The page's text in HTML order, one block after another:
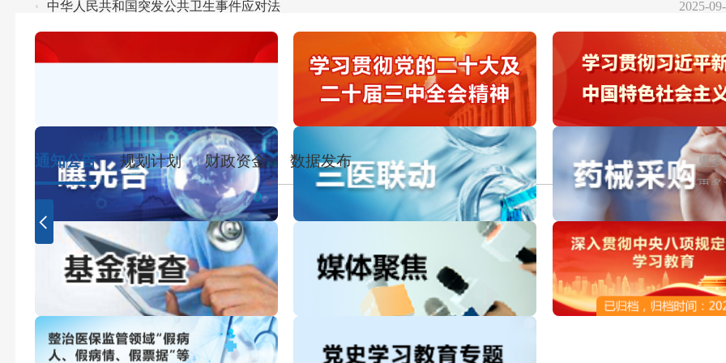
中华人民共和国突发公共卫生事件应对法
2025-
中组部召开全国公务员工作推进会 2026-
关于2025年度福建省医疗保障局拟遴选人员的公示 2025-
关于2024年福建省医疗保障局直属参公单位公开遴选公务员拟遴选人员的公示
通知公告 规划计划 财政资金 数据发布
更多
更多
更
福建省医疗保障局互联网信息服务采购项目结果公告（采购包1） 2026-
福建省医疗保障局互联网信息服务采购项目竞争性磋商采购公告 2026-
2025年度中央对地方转移支付绩效自评报告 2026-
福建省长期照护师职业技能等级认定考试公告(2026年第2期)
2026-
福建省医疗保障局关于印发2026年全省医疗保障工作要点的通知
福建省医疗保障局关于印发2025年全省医疗保障工作要点的通知